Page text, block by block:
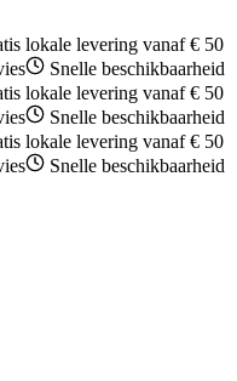
lokale levering vanaf € 50
Snelle beschikbaarheid
lokale levering vanaf € 50
Snelle beschikbaarheid
lokale levering vanaf € 50
Snelle beschikbaarheid